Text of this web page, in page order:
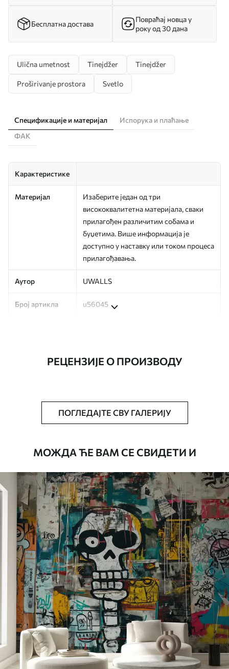
Бесплатна достава
Повраћај новца у
року од 30 дана
Ulična umetnost Tinejdžer Tinejdžer
Proširivanje prostora Svetlo
Спецификације и материјал
Испорука и плаћање
ФАК
Карактеристике
Материјал
Изаберите један од три
висококвалитетна материјала, сваки
прилагођен различитим собама и
буџетима. Више информација је
доступно у наставку или током процеса
прилагођавања.
Аутор UWALLS
Број артикла u56045
Тапета се може нежно очистити меким
сунђером. Позадине са завршном
водом.
Доступни материјали
Стандард
4472.422683.45RSD/m²
Премиум
5525 .003315.00RSD/m²
Премиум
6333.333800.00RSD/m²
Peel and Stick
РЕЦЕНЗИЈЕ О ПРОИЗВОДУ
ПОГЛЕДАЈТЕ СВУ ГАЛЕРИЈУ
МОЖДА ЋЕ ВАМ СЕ СВИДЕТИ И